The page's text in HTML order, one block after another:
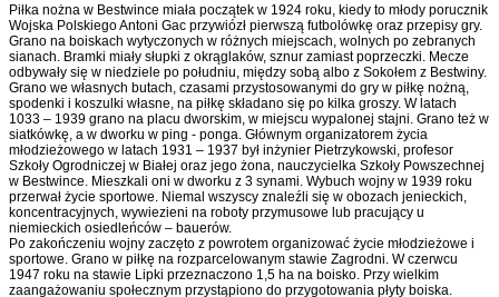
Piłka nożna w Bestwince miała początek w 1924 roku, kiedy to młody porucznik
Wojska Polskiego Antoni Gac przywiózł pierwszą futbolówkę oraz przepisy gry.
Grano na boiskach wytyczonych w różnych miejscach, wolnych po zebranych
sianach. Bramki miały słupki z okrąglaków, sznur zamiast poprzeczki. Mecze
odbywały się w niedziele po południu, między sobą albo z Sokołem z Bestwiny.
Grano we własnych butach, czasami przystosowanymi do gry w piłkę nożną,
spodenki i koszulki własne, na piłkę składano się po kilka groszy. W latach
1033 – 1939 grano na placu dworskim, w miejscu wypalonej stajni. Grano też w
siatkówkę, a w dworku w ping - ponga. Głównym organizatorem życia
młodzieżowego w latach 1931 – 1937 był inżynier Pietrzykowski, profesor
Szkoły Ogrodniczej w Białej oraz jego żona, nauczycielka Szkoły Powszechnej
w Bestwince. Mieszkali oni w dworku z 3 synami. Wybuch wojny w 1939 roku
przerwał życie sportowe. Niemal wszyscy znaleźli się w obozach jenieckich,
koncentracyjnych, wywiezieni na roboty przymusowe lub pracujący u
niemieckich osiedleńców – bauerów.
Po zakończeniu wojny zaczęto z powrotem organizować życie młodzieżowe i
sportowe. Grano w piłkę na rozparcelowanym stawie Zagrodni. W czerwcu
1947 roku na stawie Lipki przeznaczono 1,5 ha na boisko. Przy wielkim
zaangażowaniu społecznym przystąpiono do przygotowania płyty boiska.